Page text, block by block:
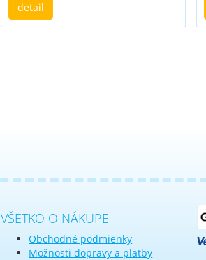
detail
VŠETKO O NÁKUPE
Obchodné podmienky
Možnosti dopravy a platby